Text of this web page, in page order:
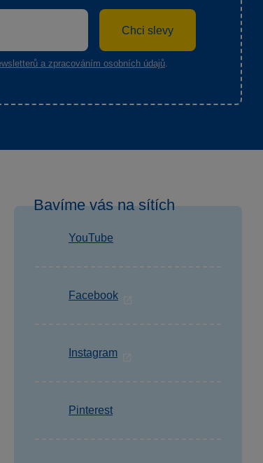
Chci slevy
a zpracováním osobních údajů
Bavíme vás na sítích
YouTube
Facebook
Instagram
Pinterest